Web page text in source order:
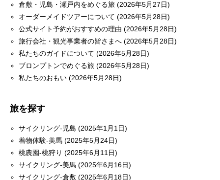
倉敷・児島・瀬戸内をめぐる旅 (2026年5月27日)
オーダーメイドツアーについて (2026年5月28日)
公式サイト予約がおすすめの理由 (2026年5月28日)
旅行会社・観光事業者の皆さまへ (2026年5月28日)
私たちのガイドについて (2026年5月28日)
ブロンプトンでめぐる旅 (2026年5月28日)
私たちのおもい (2026年5月28日)
旅を探す
サイクリング-児島 (2025年1月1日)
着物体験-美馬 (2025年5月24日)
桃農園-桃狩り (2025年6月11日)
サイクリング-美馬 (2025年6月16日)
サイクリング-倉敷 (2025年6月18日)